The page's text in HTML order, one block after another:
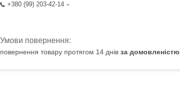
+380 (99) 203-42-14
повернення товару протягом 14 днів за домовленістю